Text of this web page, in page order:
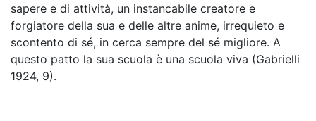
sapere e di attività, un instancabile creatore e
forgiatore della sua e delle altre anime, irrequieto e
scontento di sé, in cerca sempre del sé migliore. A
questo patto la sua scuola è una scuola viva (Gabrielli
1924, 9).